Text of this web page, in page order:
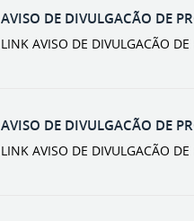
AVISO DE DIVULGACÃO DE
LINK AVISO DE DIVULGACÃO
AVISO DE DIVULGACÃO DE
LINK AVISO DE DIVULGACÃO